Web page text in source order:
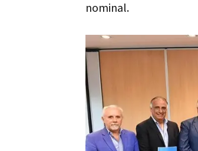
nominal.